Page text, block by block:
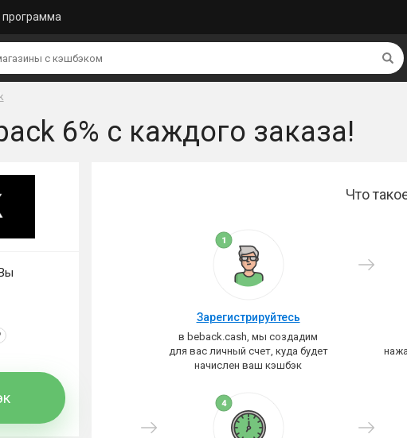
6% с каждого заказа!
Что
Зарегистрируйтесь
в beback.cash, мы создадим
для вас личный счет, куда будет
начислен ваш кэшбэк